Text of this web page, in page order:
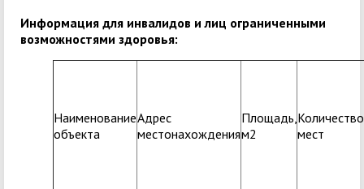
Информация для инвалидов и лиц ограниченными
возможностями здоровья:
Наименование
объекта
Адрес
местонахождения
Площадь,
м2
Количество
мест